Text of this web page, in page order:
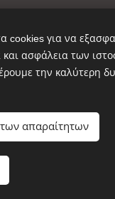
ΚΑΥΣΟΞΥΛΑ ΑΙΝΟΣ 2025
cookies για να
ασφάλεια των
την καλύτερη
απαραίτητων